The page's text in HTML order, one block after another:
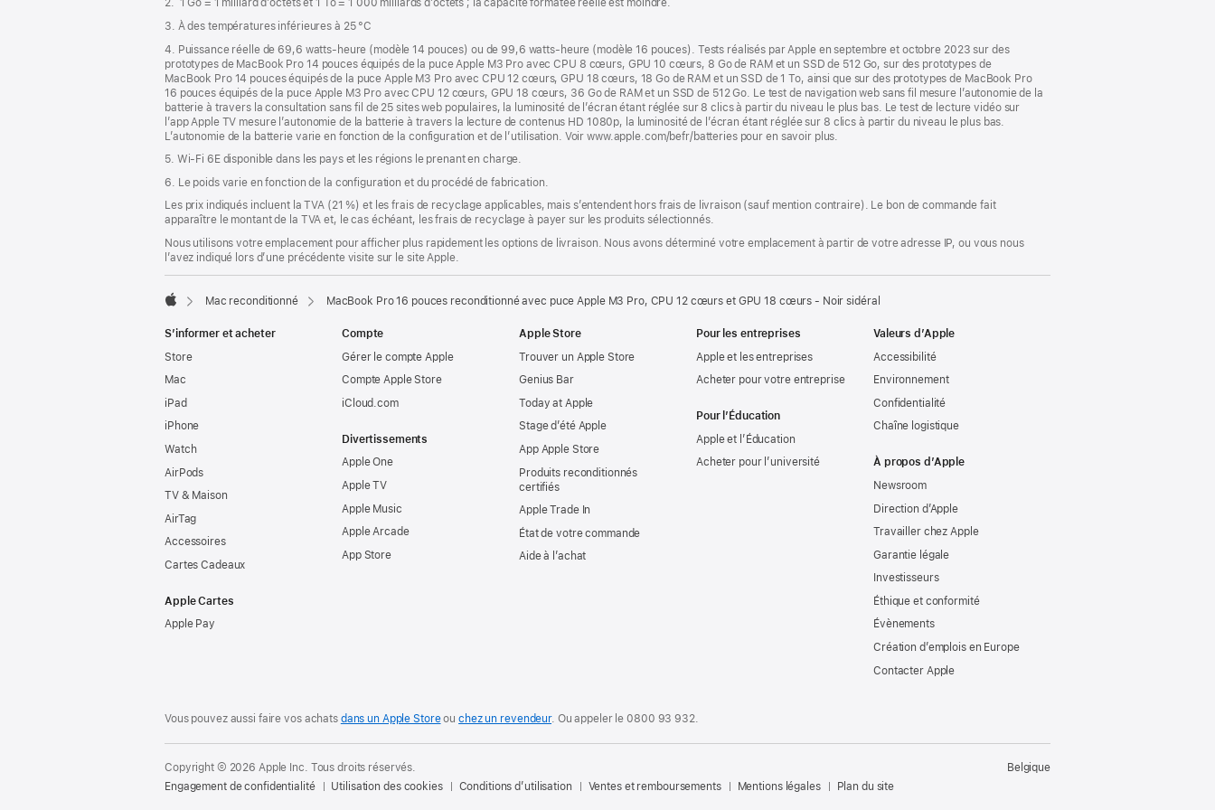
page
2. 1 Go = 1 milliard d’octets et 1 To = 1 000 milliards d’octets ; la capacité formatée réelle est moindre.
3. À des températures inférieures à 25 °C
4. Puissance réelle de 69,6 watts-heure (modèle 14 pouces) ou de 99,6 watts-heure (modèle 16 pouces). Tests réalisés par Apple en septembre et octobre 2023 sur des
prototypes de MacBook Pro 14 pouces équipés de la puce Apple M3 Pro avec CPU 8 cœurs, GPU 10 cœurs, 8 Go de RAM et un SSD de 512 Go, sur des prototypes de
MacBook Pro 14 pouces équipés de la puce Apple M3 Pro avec CPU 12 cœurs, GPU 18 cœurs, 18 Go de RAM et un SSD de 1 To, ainsi que sur des prototypes de MacBook Pro
16 pouces équipés de la puce Apple M3 Pro avec CPU 12 cœurs, GPU 18 cœurs, 36 Go de RAM et un SSD de 512 Go. Le test de navigation web sans fil mesure l’autonomie de la
batterie à travers la consultation sans fil de 25 sites web populaires, la luminosité de l’écran étant réglée sur 8 clics à partir du niveau le plus bas. Le test de lecture vidéo sur
l’app Apple TV mesure l’autonomie de la batterie à travers la lecture de contenus HD 1080p, la luminosité de l’écran étant réglée sur 8 clics à partir du niveau le plus bas.
L’autonomie de la batterie varie en fonction de la configuration et de l’utilisation. Voir www.apple.com/befr/batteries pour en savoir plus.
5. Wi-Fi 6E disponible dans les pays et les régions le prenant en charge.
6. Le poids varie en fonction de la configuration et du procédé de fabrication.
Les prix indiqués incluent la TVA (21 %) et les frais de recyclage applicables, mais s’entendent hors frais de livraison (sauf mention contraire). Le bon de commande fait
apparaître le montant de la TVA et, le cas échéant, les frais de recyclage à payer sur les produits sélectionnés.
Nous utilisons votre emplacement pour afficher plus rapidement les options de livraison. Nous avons déterminé votre emplacement à partir de votre adresse IP, ou vous nous
l’avez indiqué lors d’une précédente visite sur le site Apple.
Mac reconditionné MacBook Pro 16 pouces reconditionné avec puce Apple M3 Pro, CPU 12 cœurs et GPU 18 cœurs - Noir sidéral
S’informer et acheter
Store
Mac
iPad
iPhone
Watch
AirPods
TV & Maison
AirTag
Accessoires
Cartes Cadeaux
Apple Cartes
Apple Pay
Compte
Gérer le compte Apple
Compte Apple Store
iCloud.com
Divertissements
Apple One
Apple TV
Apple Music
Apple Arcade
App Store
Apple Store
Trouver un Apple Store
Genius Bar
Today at Apple
Stage d’été Apple
App Apple Store
Produits reconditionnés
certifiés
Apple Trade In
État de votre commande
Aide à l’achat
Pour les entreprises
Apple et les entreprises
Acheter pour votre entreprise
Pour l’Éducation
Apple et l’Éducation
Acheter pour l’université
Valeurs d’Apple
Accessibilité
Environnement
Confidentialité
Chaîne logistique
À propos d’Apple
Newsroom
Direction d’Apple
Travailler chez Apple
Garantie légale
Investisseurs
Éthique et conformité
Évènements
Création d’emplois en Europe
Contacter Apple
Vous pouvez aussi faire vos achats dans un Apple Storeouchez un revendeur. Ouappeler le0800 93 932.
Copyright © 2026 Apple Inc. Tous droits réservés.
Engagement de confidentialité
Utilisation des cookies Conditions d’utilisation Ventes et remboursements Mentions légales Plan du site
Belgique